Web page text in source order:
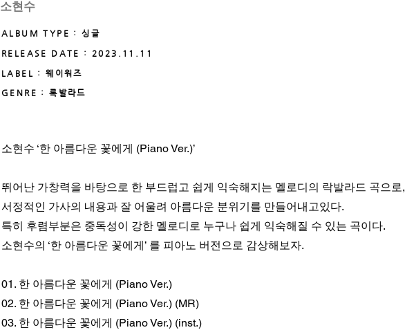
소현수
ALBUM TYPE : 싱글
RELEASE DATE : 2023.11.11
LABEL : 웨이워즈
GENRE : 록발라드
소현수 ‘한 아름다운 꽃에게 (Piano Ver.)’
뛰어난 가창력을 바탕으로 한 부드럽고 쉽게 익숙해지는 멜로디의 락발라드 곡으로,
서정적인 가사의 내용과 잘 어울려 아름다운 분위기를 만들어내고있다.
특히 후렴부분은 중독성이 강한 멜로디로 누구나 쉽게 익숙해질 수 있는 곡이다.
소현수의 ‘한 아름다운 꽃에게’ 를 피아노 버전으로 감상해보자.
01. 한 아름다운 꽃에게 (Piano Ver.)
02. 한 아름다운 꽃에게 (Piano Ver.) (MR)
03. 한 아름다운 꽃에게 (Piano Ver.) (inst.)